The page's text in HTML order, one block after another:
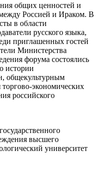
общих ценностей и
Россией и Ираком. В
в области
русского языка,
приглашенных гостей
Министерства
форума состоялись
истории
общекультурным
экономических
российского
высшего
университет